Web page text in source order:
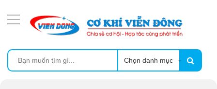
Chọn danh mục
MÁY ÉP MÍA TẠO BỌT
MÁY RỬA BÁT SIÊU ÂM